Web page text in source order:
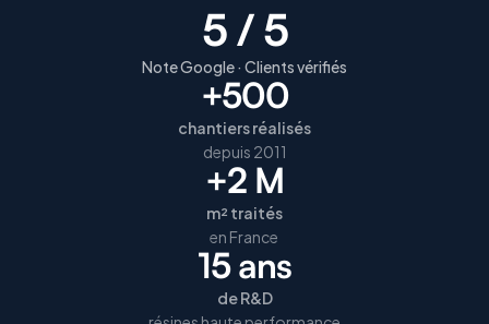
5 / 5
Note Google · Clients vérifiés
+500
chantiers réalisés
depuis 2011
+2 M
m² traités
en France
15 ans
de R&D